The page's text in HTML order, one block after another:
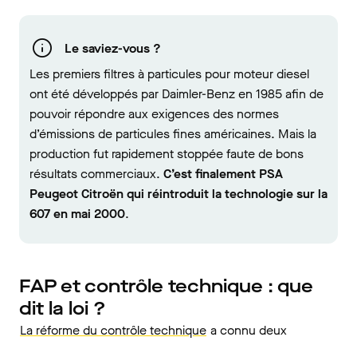
Le saviez-vous ?
Les premiers filtres à particules pour moteur diesel
ont été développés par Daimler-Benz en 1985 afin de
pouvoir répondre aux exigences des normes
d’émissions de particules fines américaines. Mais la
production fut rapidement stoppée faute de bons
résultats commerciaux. C’est finalement PSA
Peugeot Citroën qui réintroduit la technologie sur la
607 en mai 2000.
FAP et contrôle technique : que
dit la loi ?
La réforme du contrôle technique a connu deux